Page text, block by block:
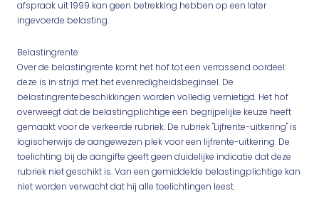
afspraak uit 1999 kan geen betrekking hebben op een later
ingevoerde belasting.
Belastingrente
Over de belastingrente komt het hof tot een verrassend oordeel:
deze is in strijd met het evenredigheidsbeginsel. De
belastingrentebeschikkingen worden volledig vernietigd. Het hof
overweegt dat de belastingplichtige een begrijpelijke keuze heeft
gemaakt voor de verkeerde rubriek. De rubriek "Lijfrente-uitkering" is
logischerwijs de aangewezen plek voor een lijfrente-uitkering. De
toelichting bij de aangifte geeft geen duidelijke indicatie dat deze
rubriek niet geschikt is. Van een gemiddelde belastingplichtige kan
niet worden verwacht dat hij alle toelichtingen leest.